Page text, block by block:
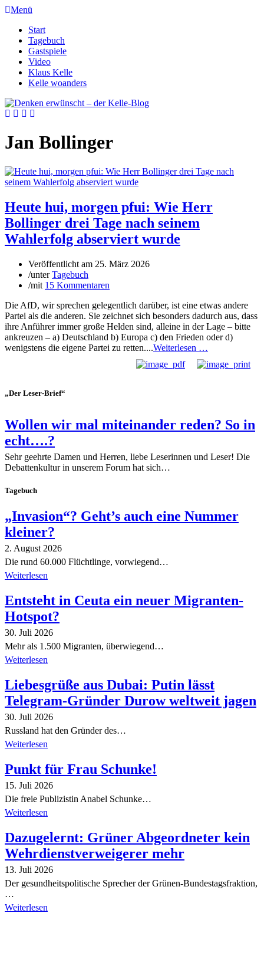
Menü
Start
Tagebuch
Gastspiele
Video
Klaus Kelle
Kelle woanders
Jan Bollinger
Heute hui, morgen pfui: Wie Herr
Bollinger drei Tage nach seinem
Wahlerfolg abserviert wurde
Veröffentlicht am 25. März 2026
/unterTagebuch
/mit 15 Kommentaren
Die AfD, wir sprechen gelegentlich darüber, ist eine etwas andere
Partei als die anderen. Sie zeichnet sich besonders dadurch aus, dass
ihre Anführer immer große Helden sind, alleine in der Lage – bitte
ankreuzen – a) Deutschland b) Europa c) den Frieden oder d)
wenigstens die eigene Partei zu retten....Weiterlesen …
„Der Leser-Brief“
Wollen wir mal miteinander reden? So in
echt….?
Sehr geehrte Damen und Herren, liebe Leserinnen und Leser! Die
Debattenkultur in unserem Forum hat sich…
Tagebuch
„Invasion“? Geht’s auch eine Nummer
kleiner?
2. August 2026
Die rund 60.000 Flüchtlinge, vorwiegend…
Weiterlesen
Entsteht in Ceuta ein neuer Migranten-
Hotspot?
30. Juli 2026
Mehr als 1.500 Migranten, überwiegend…
Weiterlesen
Liebesgrüße aus Dubai: Putin lässt
Telegram-Gründer Durow weltweit jagen
30. Juli 2026
Russland hat den Gründer des…
Weiterlesen
Punkt für Frau Schunke!
15. Juli 2026
Die freie Publizistin Anabel Schunke…
Weiterlesen
Dazugelernt: Grüner Abgeordneter kein
Wehrdienstverweigerer mehr
13. Juli 2026
Der gesundheitspolitische Sprecher der Grünen-Bundestagsfraktion,
…
Weiterlesen